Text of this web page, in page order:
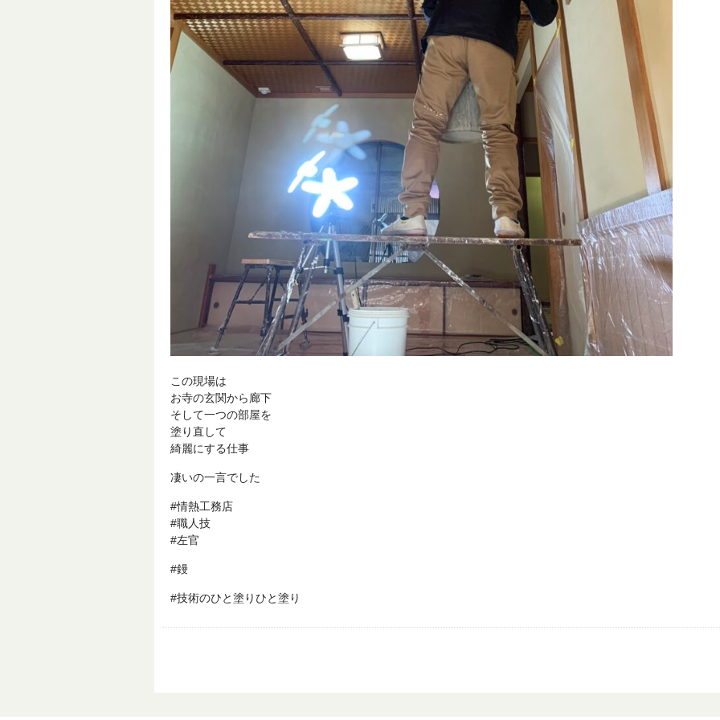
この現場は
お寺の玄関から廊下
そして一つの部屋を
塗り直して
綺麗にする仕事
凄いの一言でした
#情熱工務店
#職人技
#左官
#鏝
#技術のひと塗りひと塗り